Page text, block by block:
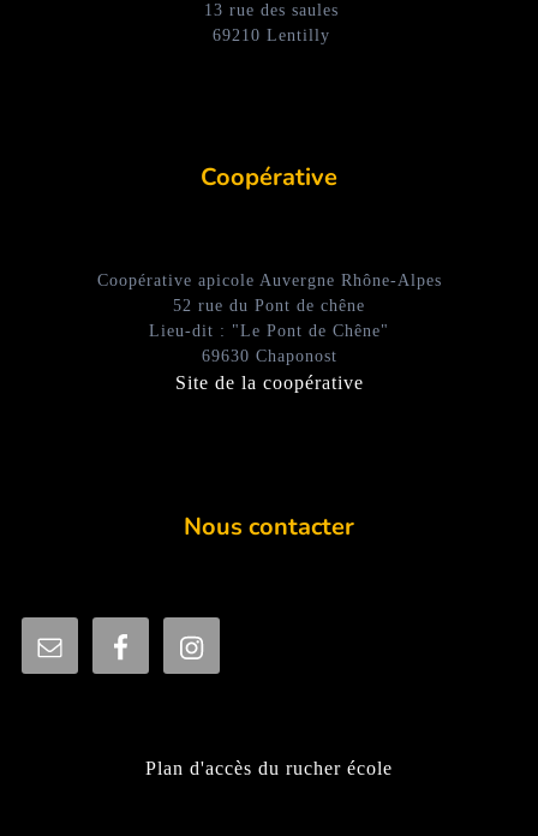
13 rue des saules
69210 Lentilly
Coopérative
Coopérative apicole Auvergne Rhône-Alpes
52 rue du Pont de chêne
Lieu-dit : "Le Pont de Chêne"
69630 Chaponost
Site de la coopérative
Nous contacter
Plan d'accès du rucher école